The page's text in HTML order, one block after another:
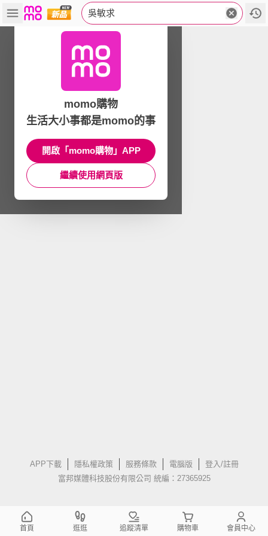
吳敏求
APP下載 隱私權政策 服務條款 電腦版
登入/註冊
富邦媒體科技股份有限公司 統編：27365925
momo購物
生活大小事都是momo的事
開啟「momo購物」APP
繼續使用網頁版
首頁 逛逛 追蹤清單 購物車 會員中心